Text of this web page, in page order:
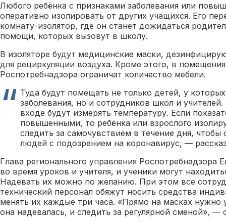
Любого ребёнка с признаками заболевания или
оперативно изолировать от других учащихся. Его
комнату-изолятор, где он станет дожидаться
помощи, которых вызовут в школу.
В изоляторе будут медицинские маски,
для рециркуляции воздуха. Кроме этого, в
Роспотребнадзора ограничат количество мебели.
Туда будут помещать не только детей, у
заболевания, но и сотрудников школ и
входе будут измерять температуру. Если
повышенными, то ребёнка или взрослого
следить за самочувствием в течение дня, чтобы
людей с подозрением на коронавирус, —
Глава регионального управления Роспотребнадзора
во время уроков и учителя, и ученики могут
Надевать их можно по желанию. При этом все
технический персонал обяжут носить средства
менять их каждые три часа. «Прямо на масках нужно
она надевалась, и следить за регулярной сменой», —